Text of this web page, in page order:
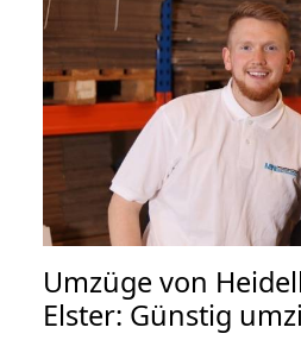
Umzüge von
Elster: Günstig